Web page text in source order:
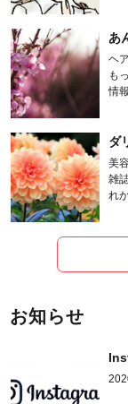
あ
ヘ
も
情
ダ
美
雑
れ
お知らせ